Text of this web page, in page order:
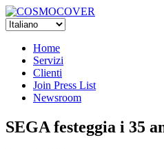
Home
Servizi
Clienti
Join Press List
Newsroom
SEGA festeggia i 35